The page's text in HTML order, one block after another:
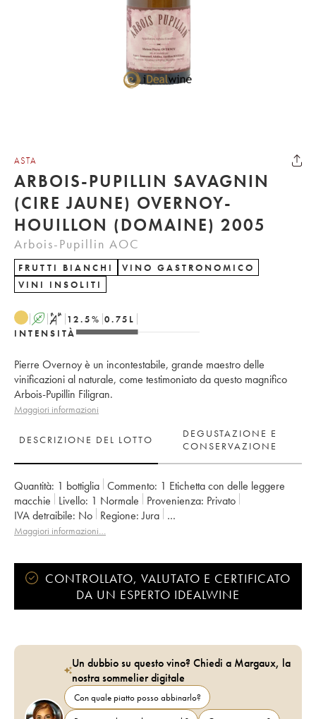
ASTA
ARBOIS-PUPILLIN SAVAGNIN
(CIRE JAUNE) OVERNOY-
HOUILLON (DOMAINE) 2005
Arbois-Pupillin AOC
FRUTTI BIANCHI
VINO GASTRONOMICO
VINI INSOLITI
A S 12.5% 0.75 L
INTENSITÀ
Pierre Overnoy è un incontestabile, grande maestro delle
vinificazioni al naturale, come testimoniato da questo magnifico
Arbois-Pupillin Filigran.
Maggiori informazioni
DESCRIZIONE DEL LOTTO
DEGUSTAZIONE E
CONSERVAZIONE
Quantità: 1 bottiglia Commento: 1 Etichetta con delle leggere
macchie
Livello: 1 Normale Provenienza:
privato
IVA detraibile:
no Regione: Jura
Denominazione:
Arbois-Pupillin
Maggiori informazioni…
CONTROLLATO, VALUTATO E CERTIFICATO
DA UN ESPERTO IDEALWINE
Un dubbio su questo vino? Chiedi a Margaux, la
nostra sommelier digitale
Con quale piatto posso abbinarlo?